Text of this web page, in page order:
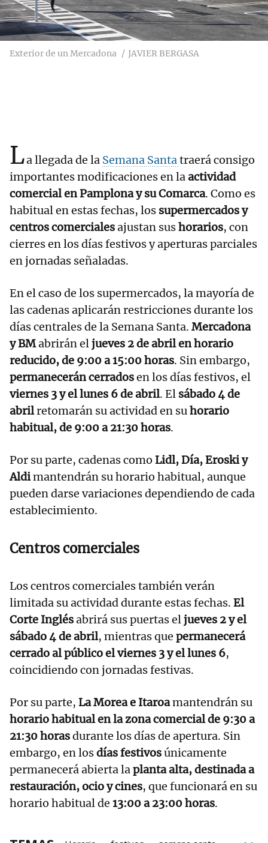
Exterior de un Mercadona JAVIER BERGASA
La llegada de la Semana Santatraerá consigo
importantes modificaciones en laactividad
comercial en Pamplona y su Comarca. Como es
habitual en estas fechas, los supermercados y
centros comercialesajustan sushorarios, con
cierres en los días festivos y aperturas parciales
en jornadas señaladas.
En el caso de los supermercados, la mayoría de
las cadenas aplicarán restricciones durante los
días centrales de la Semana Santa. Mercadona
y BMabrirán eljueves 2 de abril en horario
reducido, de 9:00 a 15:00 horas. Sin embargo,
permanecerán cerradosen los días festivos, el
viernes 3 y el lunes 6 de abril. El sábado 4 de
abrilretomarán su actividad en suhorario
habitual, de 9:00 a 21:30 horas.
Por su parte, cadenas como Lidl, Día, Eroski y
Aldimantendrán su horario habitual, aunque
pueden darse variaciones dependiendo de cada
establecimiento.
Centros comerciales
Los centros comerciales también verán
limitada su actividad durante estas fechas. El
Corte Inglésabrirá sus puertas eljueves 2 y el
sábado 4 de abril, mientras que permanecerá
cerrado al público el viernes 3 y el lunes 6,
coincidiendo con jornadas festivas.
Por su parte, La Morea e Itaroamantendrán su
horario habitual en la zona comercial de 9:30 a
21:30 horasdurante los días de apertura. Sin
embargo, en losdías festivosúnicamente
permanecerá abierta laplanta alta, destinada a
restauración, ocio y cines, que funcionará en su
horario habitual de 13:00 a 23:00 horas.